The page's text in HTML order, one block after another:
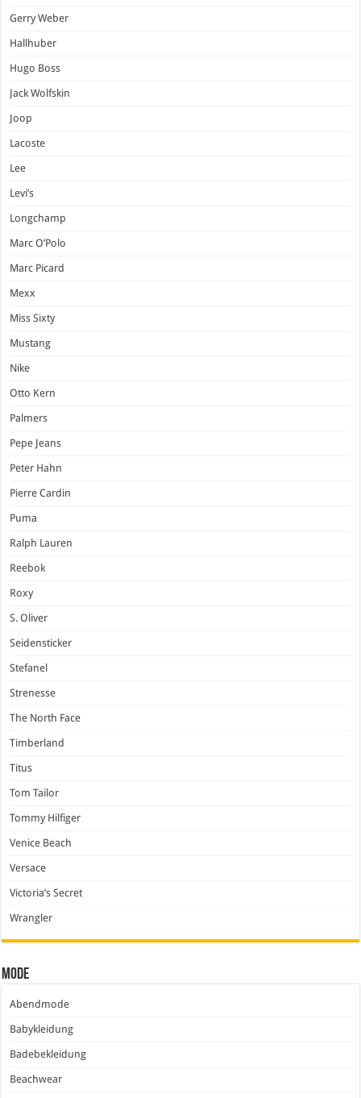
Gerry Weber
Hallhuber
Hugo Boss
Jack Wolfskin
Joop
Lacoste
Lee
Levi’s
Longchamp
Marc O’Polo
Marc Picard
Mexx
Miss Sixty
Mustang
Nike
Otto Kern
Palmers
Pepe Jeans
Peter Hahn
Pierre Cardin
Puma
Ralph Lauren
Reebok
Roxy
S. Oliver
Seidensticker
Stefanel
Strenesse
The North Face
Timberland
Titus
Tom Tailor
Tommy Hilfiger
Venice Beach
Versace
Victoria’s Secret
Wrangler
Mode
Abendmode
Babykleidung
Badebekleidung
Beachwear